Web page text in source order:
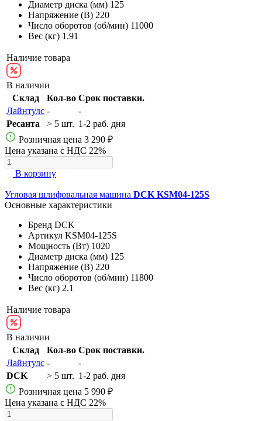
Диаметр диска (мм) 125
Напряжение (В) 220
Число оборотов (об/мин) 11000
Вес (кг) 1.91
Наличие товара
В наличии
Склад
Кол-во Срок поставки.
Лайнтулс -
-
Ресанта
> 5 шт. 1-2 раб. дня
Розничная цена 3 290 ₽
Цена указана с НДС 22%
В корзину
Угловая шлифовальная машина DCK KSM04-125S
Основные характеристики
Бренд DCK
Артикул KSM04-125S
Мощность (Вт) 1020
Диаметр диска (мм) 125
Напряжение (В) 220
Число оборотов (об/мин) 11800
Вес (кг) 2.1
Наличие товара
В наличии
Склад
Кол-во Срок поставки.
Лайнтулс -
-
DCK
> 5 шт. 1-2 раб. дня
Розничная цена 5 990 ₽
Цена указана с НДС 22%